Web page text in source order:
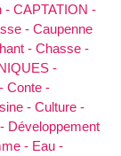
- CAPTATION -
- Caupenne
- Chasse -
-
Conte -
- Culture -
Développement
- Eau -